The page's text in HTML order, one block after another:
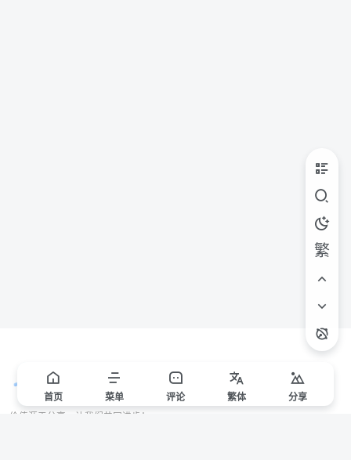
繁
首页 菜单 评论 繁体 分享
价值源于分享，让我们共同进步！